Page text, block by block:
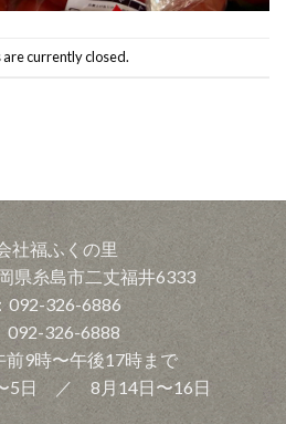
currently closed.
社福ふくの里
県糸島市二丈福井6333
092-326-6886
092-326-6888
前9時〜午後17時まで
5日 ／ 8月14日〜16日